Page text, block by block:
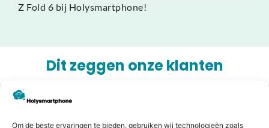
Om de beste ervaringen te bieden, gebruiken wij technologieën zoals
Z Fold 6 bij Holysmartphone!
Dit zeggen onze klanten
Jouw oude apparaat inruilen of